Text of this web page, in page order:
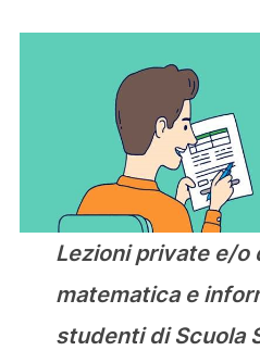
Lezioni private e/o
matematica e
studenti di Scuola